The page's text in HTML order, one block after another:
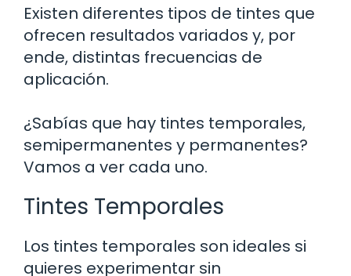
Existen diferentes tipos de tintes que
ofrecen resultados variados y, por
ende, distintas frecuencias de
aplicación.
¿Sabías que hay tintes temporales,
semipermanentes y permanentes?
Vamos a ver cada uno.
Tintes Temporales
Los tintes temporales son ideales si
quieres experimentar sin